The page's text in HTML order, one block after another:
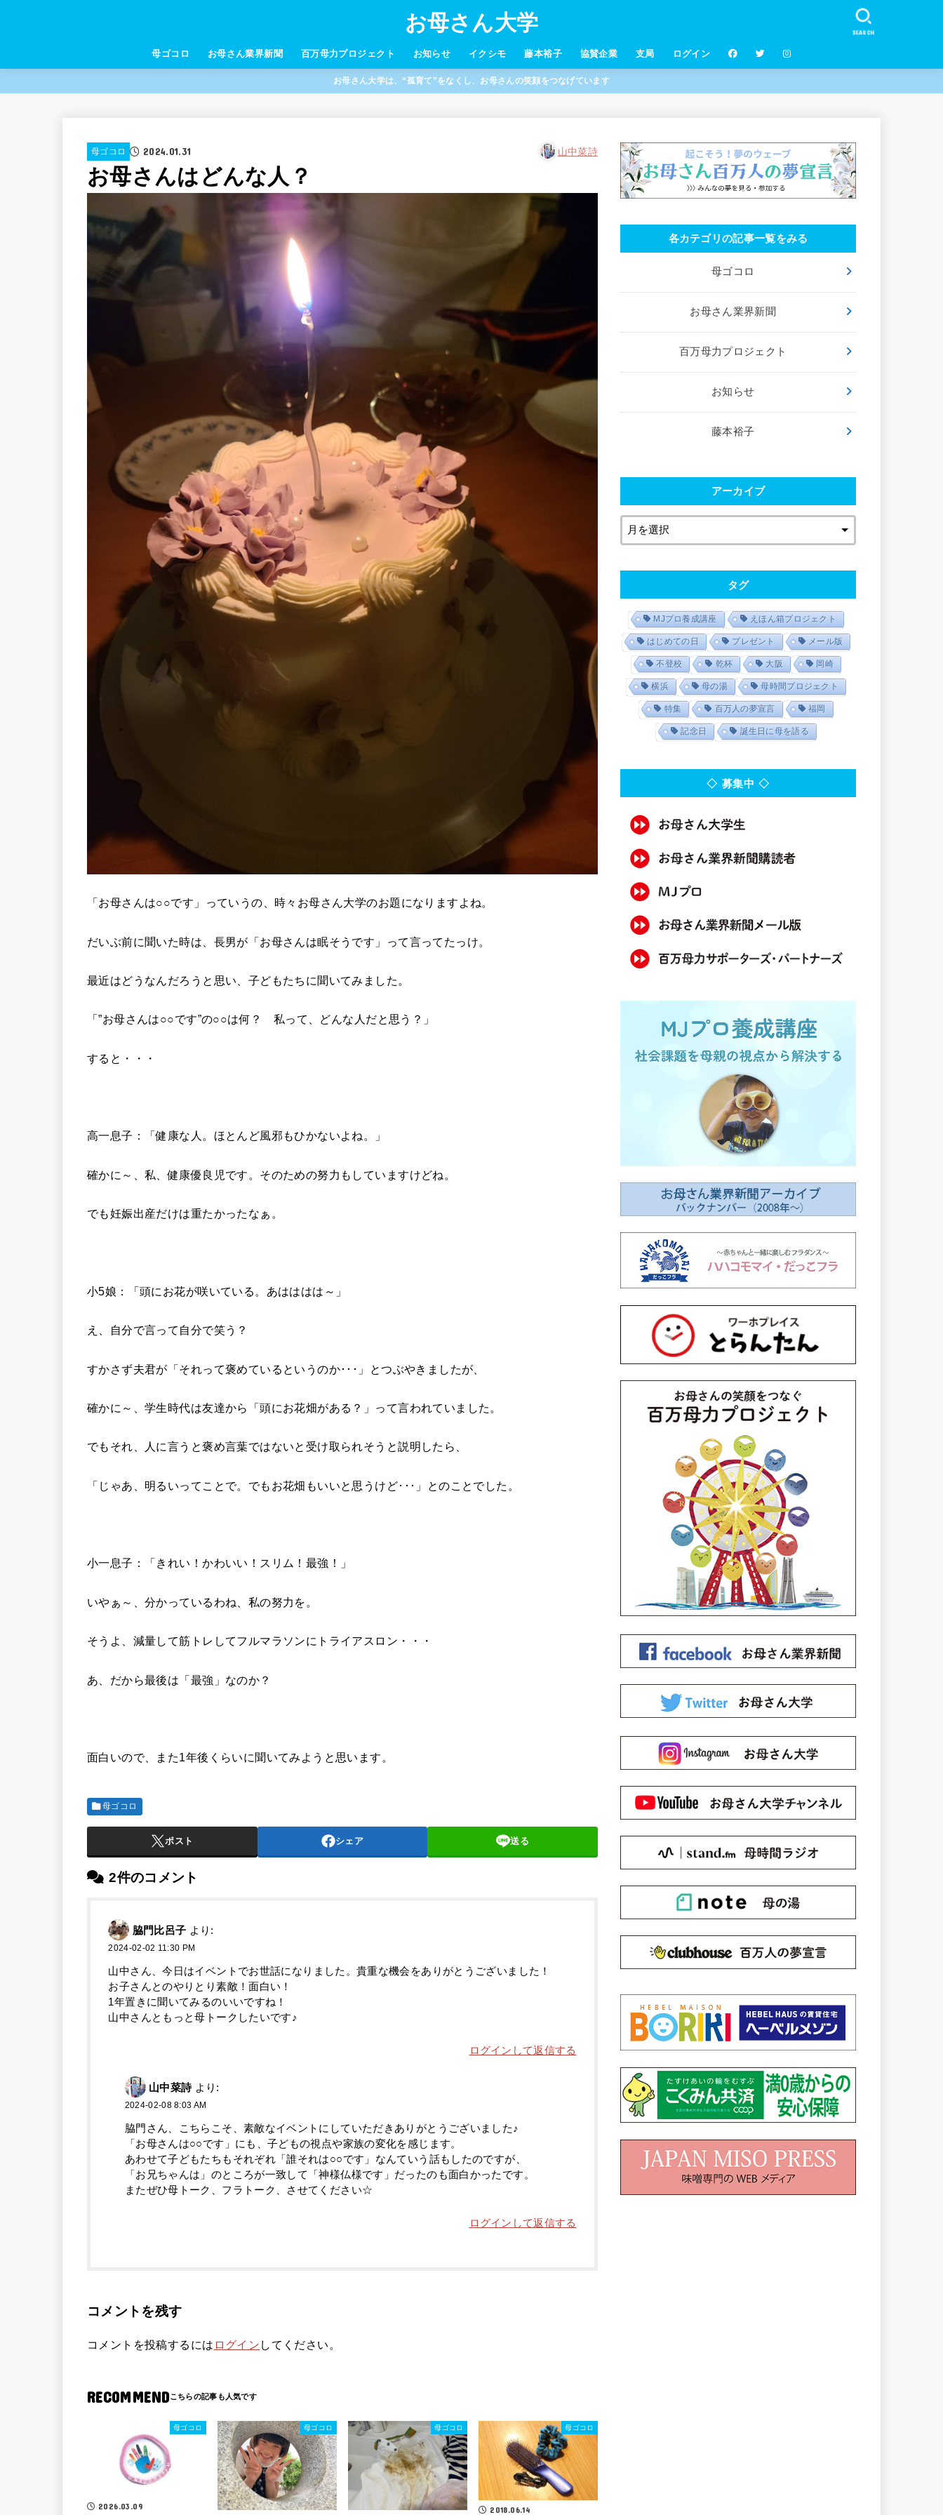
お母さん大学
母ゴコロ お母さん業界新聞 百万母力プロジェクト お知らせ イクシモ 藤本裕子 協賛企業 支局 ログイン
SEARCH
お母さん大学は、“孤育て”をなくし、お母さんの笑顔をつなげています
母ゴコロ 2024.01.31 山中菜詩
お母さんはどんな人？
「お母さんは○○です」っていうの、時々お母さん大学のお題になりますよね。
だいぶ前に聞いた時は、長男が「お母さんは眠そうです」って言ってたっけ。
最近はどうなんだろうと思い、子どもたちに聞いてみました。
「”お母さんは○○です”の○○は何？ 私って、どんな人だと思う？」
すると・・・
高一息子：「健康な人。ほとんど風邪もひかないよね。」
確かに～、私、健康優良児です。そのための努力もしていますけどね。
でも妊娠出産だけは重たかったなぁ。
小5娘：「頭にお花が咲いている。あはははは～」
え、自分で言って自分で笑う？
すかさず夫君が「それって褒めているというのか･･･」とつぶやきましたが、
確かに～、学生時代は友達から「頭にお花畑がある？」って言われていました。
でもそれ、人に言うと褒め言葉ではないと受け取られそうと説明したら、
「じゃあ、明るいってことで。でもお花畑もいいと思うけど･･･」とのことでした。
小一息子：「きれい！かわいい！スリム！最強！」
いやぁ～、分かっているわね、私の努力を。
そうよ、減量して筋トレしてフルマラソンにトライアスロン・・・
あ、だから最後は「最強」なのか？
面白いので、また1年後くらいに聞いてみようと思います。
母ゴコロ
ポスト シェア 送る
2件のコメント
脇門比呂子 より:
2024-02-02 11:30 PM
山中さん、今日はイベントでお世話になりました。貴重な機会をありがとうございました！
お子さんとのやりとり素敵！面白い！
1年置きに聞いてみるのいいですね！
山中さんともっと母トークしたいです♪
ログインして返信する
山中菜詩 より:
2024-02-08 8:03 AM
脇門さん、こちらこそ、素敵なイベントにしていただきありがとうございました♪
「お母さんは○○です」にも、子どもの視点や家族の変化を感じます。
あわせて子どもたちもそれぞれ「誰それは○○です」なんていう話もしたのですが、
「お兄ちゃんは」のところが一致して「神様仏様です」だったのも面白かったです。
またぜひ母トーク、フラトーク、させてください☆
ログインして返信する
コメントを残す
コメントを投稿するには ログイン してください。
RECOMMEND
母ゴコロ
2026.03.09
母ゴコロ 母ゴコロ 母ゴコロ
2018.06.14
各カテゴリの記事一覧をみる
母ゴコロ
お母さん業界新聞
百万母力プロジェクト
お知らせ
藤本裕子
アーカイブ
タグ
MJプロ養成講座 えほん箱プロジェクト
はじめての日 プレゼント メール版
不登校 乾杯 大阪 岡崎
横浜 母の湯 母時間プロジェクト
特集 百万人の夢宣言 福岡
記念日 誕生日に母を語る
◇ 募集中 ◇